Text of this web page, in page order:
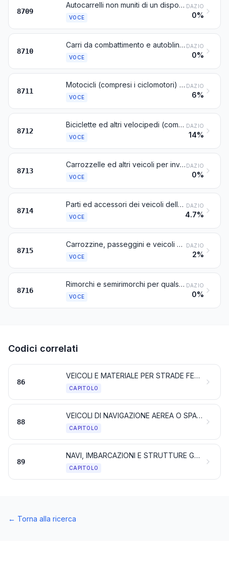
8709
Autocarrelli non muniti di un dispositivo di sollevamento, dei tipi utilizzati negli stabilimenti, nei depositi, nei porti o negli aeroporti, per il trasporto di merci su brevi distanze; carrelli-trattori dei tipi utilizzati nelle stazioni; loro parti
VOCE
DAZIO
0%
8710
Carri da combattimento e autoblinde, anche armati; loro parti
VOCE
DAZIO
0%
8711
Motocicli (compresi i ciclomotori) e velocipedi con motore ausiliario, anche con carrozzini laterali; carrozzini laterali (« sidecar »)
VOCE
DAZIO
6%
8712
Biciclette ed altri velocipedi (compresi i furgoncini a triciclo), senza motore
VOCE
DAZIO
14%
8713
Carrozzelle ed altri veicoli per invalidi, anche con motore o altro meccanismo di propulsione
VOCE
DAZIO
0%
8714
Parti ed accessori dei veicoli delle voci da 8711 a 8713
VOCE
DAZIO
4.7%
8715
Carrozzine, passeggini e veicoli simili per il trasporto dei bambini, e loro parti
VOCE
DAZIO
2%
8716
Rimorchi e semirimorchi per qualsiasi veicolo; altri veicoli non automobili; loro parti
VOCE
DAZIO
0%
Codici correlati
86
VEICOLI E MATERIALE PER STRADE FERRATE O SIMILI E LORO PARTI; APPARECCHI MECCANICI (COMPRESI QUELLI ELETTROMECCANICI) DI SEGNALAZIONE PER VIE DI COMUNICAZIONE
CAPITOLO
88
VEICOLI DI NAVIGAZIONE AEREA O SPAZIALE E LORO PARTI
CAPITOLO
89
NAVI, IMBARCAZIONI E STRUTTURE GALLEGGIANTI
CAPITOLO
← Torna alla ricerca